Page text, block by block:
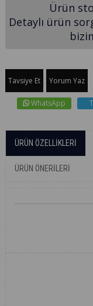
Ürün
Detaylı ürün
Tavsiye Et Yorum Yaz
WhatsApp
ÜRÜN ÖZELLIKLERI
ÜRÜN ÖNERILERI